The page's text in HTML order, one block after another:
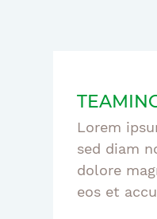
Lorem
sed diam
dolore
eos et